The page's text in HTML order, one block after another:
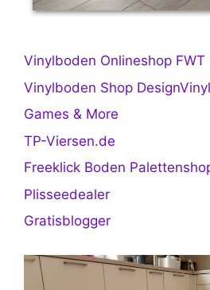
Vinylboden Onlineshop FWT
Vinylboden Shop
Games & More
TP-Viersen.de
Freeklick Boden
Plisseedealer
Gratisblogger